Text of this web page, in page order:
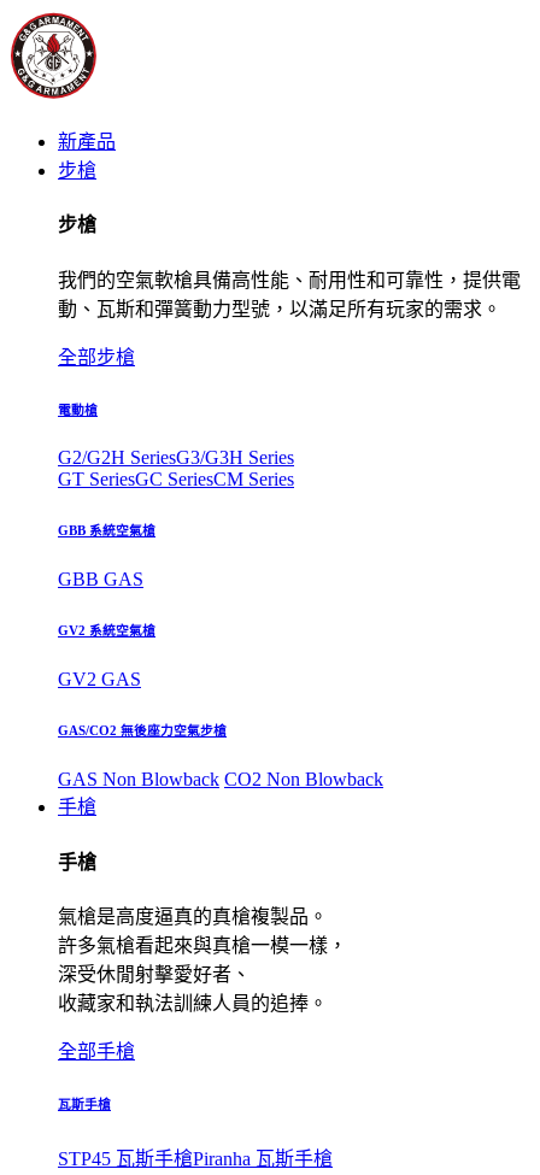
新產品
步槍
步槍
我們的空氣軟槍具備高性能、耐用性和可靠性，提供電
動、瓦斯和彈簧動力型號，以滿足所有玩家的需求。
全部步槍
電動槍
G2/G2H SeriesG3/G3H Series
GT SeriesGC SeriesCM Series
GBB 系統空氣槍
GBB GAS
GV2 系統空氣槍
GV2 GAS
GAS/CO2 無後座力空氣步槍
GAS Non Blowback CO2 Non Blowback
手槍
手槍
氣槍是高度逼真的真槍複製品。
許多氣槍看起來與真槍一模一樣，
深受休閒射擊愛好者、
收藏家和執法訓練人員的追捧。
全部手槍
瓦斯手槍
STP45 瓦斯手槍Piranha 瓦斯手槍